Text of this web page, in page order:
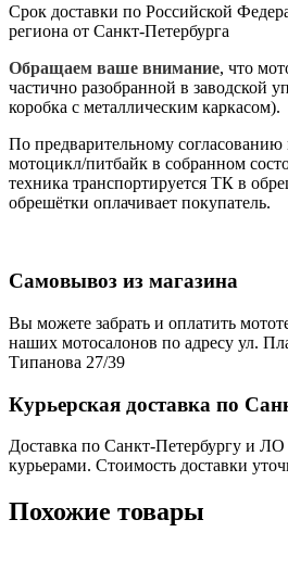
Срок доставки по Российской
региона от Санкт-Петербурга
Обращаем ваше внимание, что
частично разобранной в заводской
коробка с металлическим каркасом).
По предварительному
мотоцикл/питбайк в собранном
техника транспортируется ТК в
обрешётки оплачивает покупатель.
Самовывоз из магазина
Вы можете забрать и оплатить
наших мотосалонов по адресу ул.
Типанова 27/39
Курьерская доставка по
Доставка по Санкт-Петербургу и
курьерами. Стоимость доставки
Похожие товары